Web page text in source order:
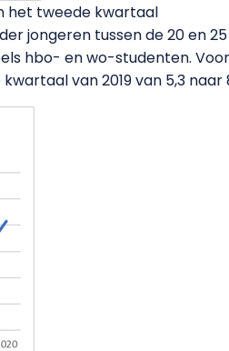
het tweede kwartaal
jongeren tussen de 20 en
hbo- en wo-studenten.
van 2019 van 5,3 naar